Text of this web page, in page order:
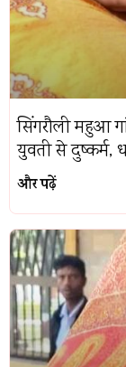
सिंगरौली महुआ
युवती से दुष्कर्म,
और पढ़ें